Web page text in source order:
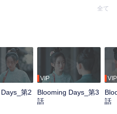
全て
第2
VIP
Blooming Days_第3
話
VIP
話